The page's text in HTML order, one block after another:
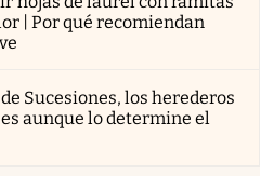
| Por qué recomiendan
Sucesiones, los herederos
aunque lo determine el